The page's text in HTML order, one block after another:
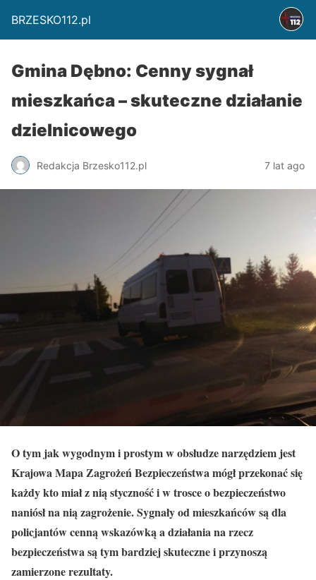
BRZESKO112.pl
Gmina Dębno: Cenny sygnał
mieszkańca – skuteczne działanie
dzielnicowego
Redakcja Brzesko112.pl 7 lat ago
O tym jak wygodnym i prostym w obsłudze narzędziem jest
Krajowa Mapa Zagrożeń Bezpieczeństwa mógł przekonać się
każdy kto miał z nią styczność i w trosce o bezpieczeństwo
naniósł na nią zagrożenie. Sygnały od mieszkańców są dla
policjantów cenną wskazówką a działania na rzecz
bezpieczeństwa są tym bardziej skuteczne i przynoszą
zamierzone rezultaty.